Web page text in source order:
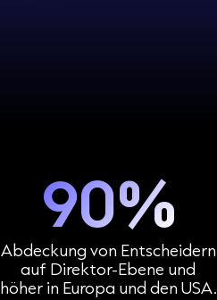
90%
Abdeckung von Entscheidern
auf Direktor-Ebene und
höher in Europa und den USA.